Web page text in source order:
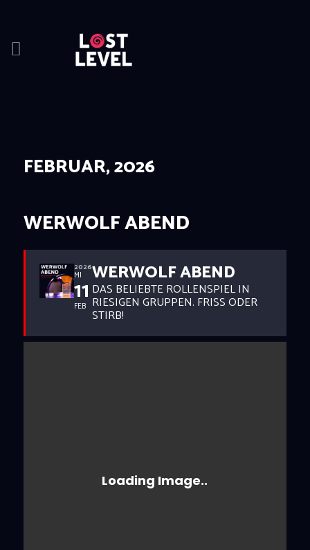
EVENTS
ABOUT
RESERVIERUNG
FEBRUAR, 2026
WERWOLF ABEND
2026
MI
11
FEB
WERWOLF ABEND
DAS BELIEBTE ROLLENSPIEL IN
RIESIGEN GRUPPEN. FRISS ODER
STIRB!